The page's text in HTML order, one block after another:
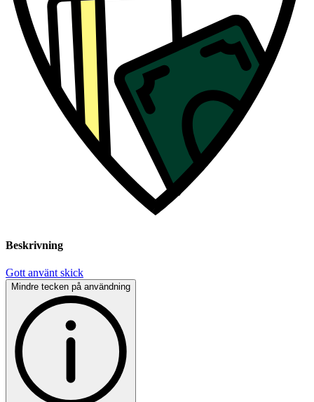
Beskrivning
Gott använt skick
Mindre tecken på användning